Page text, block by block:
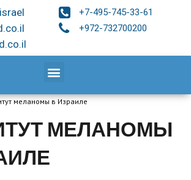
+7-495-745-33-61
+972-732700200
меланомы в Израиле
МЕЛАНОМЫ